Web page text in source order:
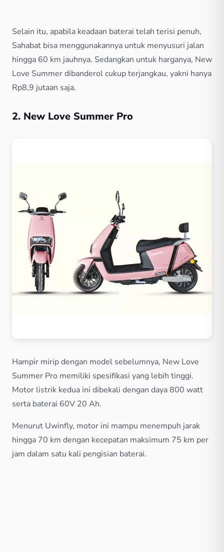
Selain itu, apabila keadaan baterai telah terisi penuh,
Sahabat bisa menggunakannya untuk menyusuri jalan
hingga 60 km jauhnya. Sedangkan untuk harganya, New
Love Summer dibanderol cukup terjangkau, yakni hanya
Rp8,9 jutaan saja.
2. New Love Summer Pro
Hampir mirip dengan model sebelumnya, New Love
Summer Pro memiliki spesifikasi yang lebih tinggi.
Motor listrik kedua ini dibekali dengan daya 800 watt
serta baterai 60V 20 Ah.
Menurut Uwinfly, motor ini mampu menempuh jarak
hingga 70 km dengan kecepatan maksimum 75 km per
jam dalam satu kali pengisian baterai.